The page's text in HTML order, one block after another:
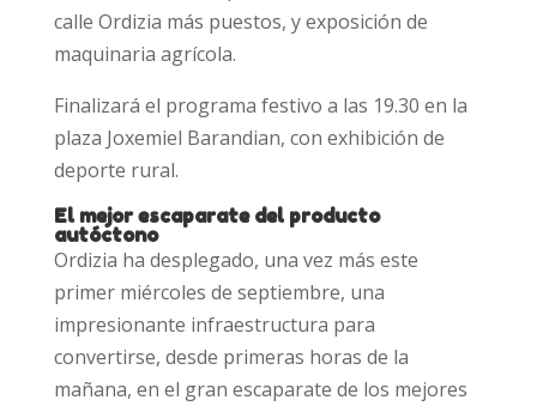
calle Ordizia más puestos, y exposición de
maquinaria agrícola.
Finalizará el programa festivo a las 19.30 en la
plaza Joxemiel Barandian, con exhibición de
deporte rural.
El mejor escaparate del producto
autóctono
Ordizia ha desplegado, una vez más este
primer miércoles de septiembre, una
impresionante infraestructura para
convertirse, desde primeras horas de la
mañana, en el gran escaparate de los mejores